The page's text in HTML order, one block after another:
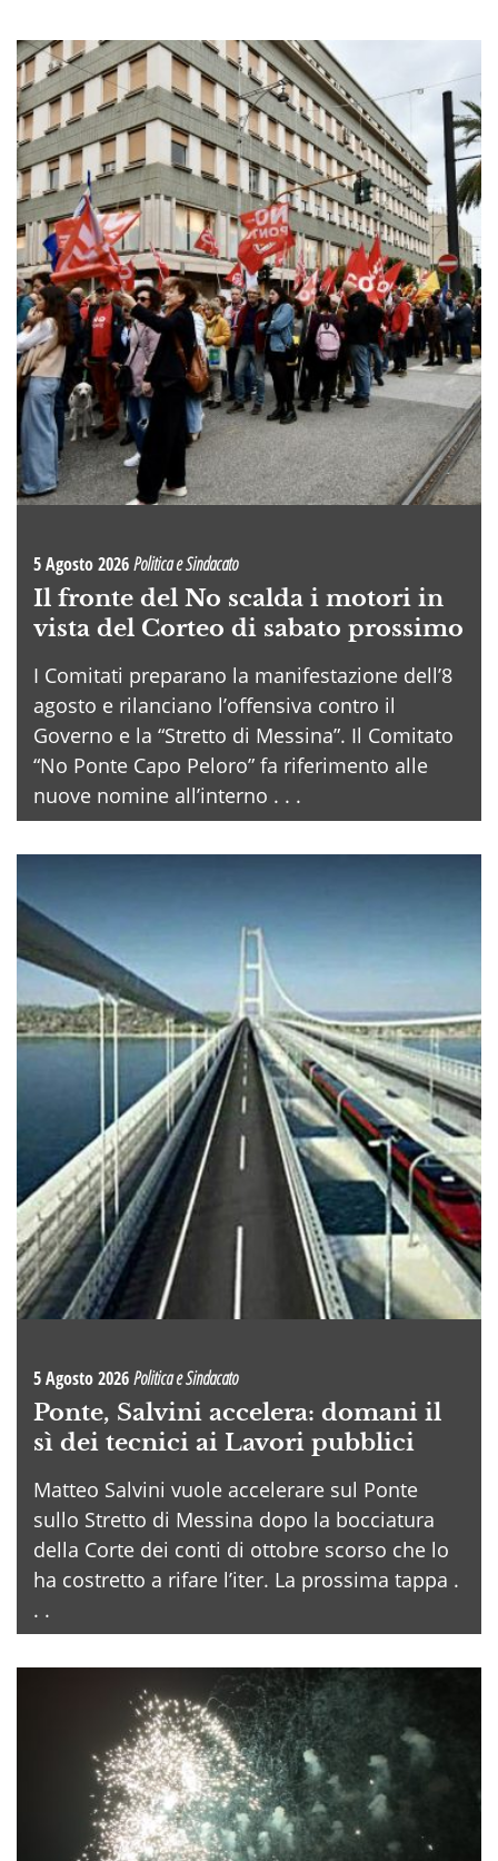
5 Agosto 2026Politica e Sindacato
Il fronte del No scalda i motori in
vista del Corteo di sabato prossimo
I Comitati preparano la manifestazione dell’8
agosto e rilanciano l’offensiva contro il
Governo e la “Stretto di Messina”. Il Comitato
“No Ponte Capo Peloro” fa riferimento alle
nuove nomine all’interno . . .
5 Agosto 2026Politica e Sindacato
Ponte, Salvini accelera: domani il
sì dei tecnici ai Lavori pubblici
Matteo Salvini vuole accelerare sul Ponte
sullo Stretto di Messina dopo la bocciatura
della Corte dei conti di ottobre scorso che lo
ha costretto a rifare l’iter. La prossima tappa .
. .